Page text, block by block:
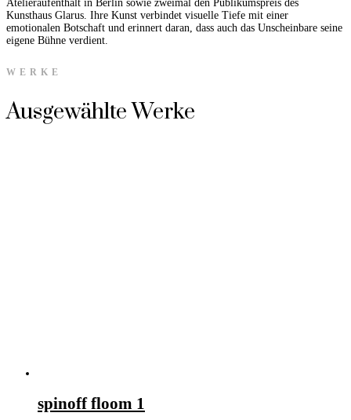
Atelieraufenthalt in Berlin sowie zweimal den Publikumspreis des
Kunsthaus Glarus. Ihre Kunst verbindet visuelle Tiefe mit einer
emotionalen Botschaft und erinnert daran, dass auch das Unscheinbare seine
eigene Bühne verdient.
WERKE
Ausgewählte Werke
spinoff floom 1